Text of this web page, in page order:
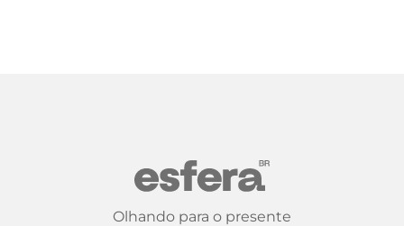
Olhando para o presente